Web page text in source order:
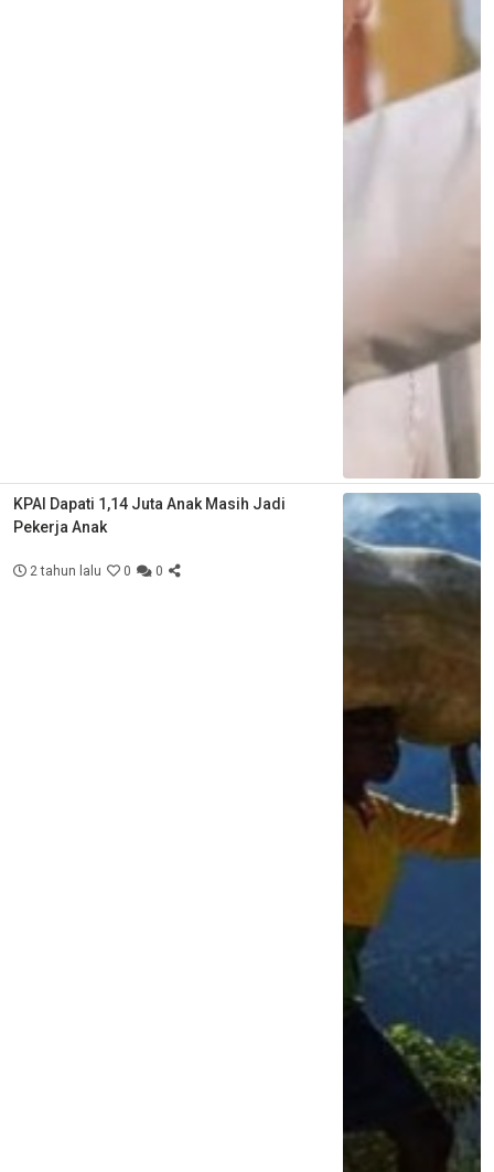
KPAI Dapati 1,14 Juta Anak Masih Jadi
Pekerja Anak
2 tahun lalu 0 0